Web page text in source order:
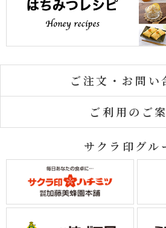
ご注文・お問い
ご利用のご
サクラ印グル